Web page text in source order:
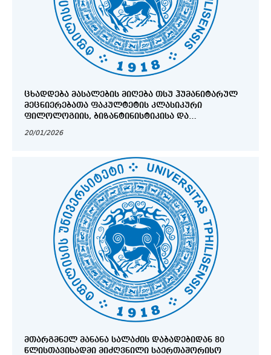
ᲪᲮᲐᲓᲓᲔᲑᲐ ᲛᲐᲡᲐᲚᲔᲑᲘᲡ ᲛᲘᲦᲔᲑᲐ ᲗᲡᲣ ᲰᲣᲛᲐᲜᲘᲢᲐᲠᲣᲚ
ᲛᲔᲪᲜᲘᲔᲠᲔᲑᲐᲗᲐ ᲤᲐᲙᲣᲚᲢᲔᲢᲘᲡ ᲙᲚᲐᲡᲘᲙᲣᲠᲘ
ᲤᲘᲚᲝᲚᲝᲒᲘᲘᲡ, ᲑᲘᲖᲐᲜᲢᲘᲜᲘᲡᲢᲘᲙᲘᲡᲐ ᲓᲐ
ᲑᲔᲭᲓᲣᲠᲘ ᲓᲐ ᲔᲚᲔᲥᲢᲠᲝᲜᲣᲚᲘ ᲡᲐᲛᲔᲪᲜᲘᲔᲠᲝ
20/01/2026
ᲛᲗᲐᲠᲒᲛᲜᲔᲚ ᲛᲐᲜᲐᲜᲐ ᲡᲐᲚᲐᲫᲘᲡ ᲓᲐᲑᲐᲓᲔᲑᲘᲓᲐᲜ 80
ᲬᲚᲘᲡᲗᲐᲕᲘᲡᲐᲓᲛᲘ ᲛᲘᲫᲦᲕᲜᲘᲚᲘ ᲡᲐᲔᲠᲗᲐᲨᲝᲠᲘᲡᲝ